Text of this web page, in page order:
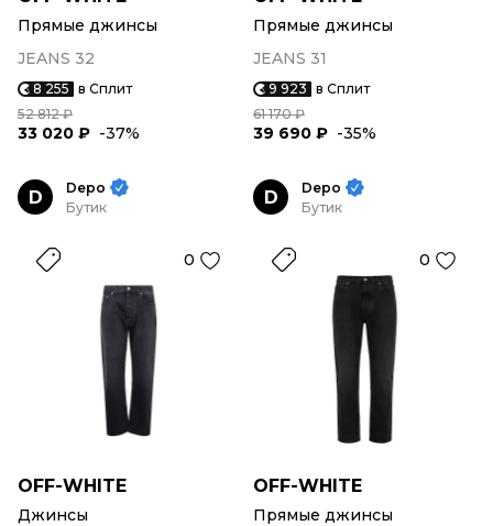
Прямые джинсы
JEANS 32
8 255 в Сплит
52 812 ₽
33 020 ₽ -37%
Прямые джинсы
JEANS 31
9 923 в Сплит
61 170 ₽
39 690 ₽ -35%
D
Depo
Бутик
0
OFF-WHITE
Джинсы
D
Depo
Бутик
0
OFF-WHITE
Прямые джинсы